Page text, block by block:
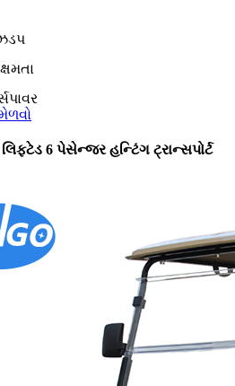
6 પેસેન્જર હન્ટિંગ ટ્રાન્સપોર્ટ